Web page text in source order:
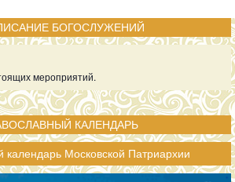
БОГОСЛУЖЕНИЙ
мероприятий.
КАЛЕНДАРЬ
Московской Патриархии